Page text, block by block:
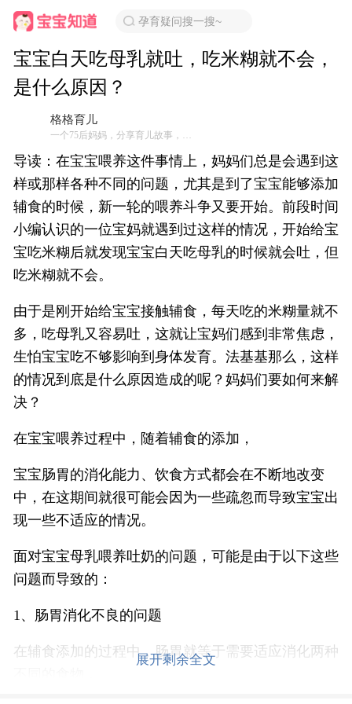
孕育疑问搜一搜~
宝宝白天吃母乳就吐，吃米糊就不会，
是什么原因？
格格育儿
一个75后妈妈，分享育儿故事，从本质上培养自立好孩子
导读：在宝宝喂养这件事情上，妈妈们总是会遇到这
样或那样各种不同的问题，尤其是到了宝宝能够添加
辅食的时候，新一轮的喂养斗争又要开始。前段时间
小编认识的一位宝妈就遇到过这样的情况，开始给宝
宝吃米糊后就发现宝宝白天吃母乳的时候就会吐，但
吃米糊就不会。
由于是刚开始给宝宝接触辅食，每天吃的米糊量就不
多，吃母乳又容易吐，这就让宝妈们感到非常焦虑，
生怕宝宝吃不够影响到身体发育。法基基那么，这样
的情况到底是什么原因造成的呢？妈妈们要如何来解
决？
在宝宝喂养过程中，随着辅食的添加，
宝宝肠胃的消化能力、饮食方式都会在不断地改变
中，在这期间就很可能会因为一些疏忽而导致宝宝出
现一些不适应的情况。
面对宝宝母乳喂养吐奶的问题，可能是由于以下这些
问题而导致的：
1、肠胃消化不良的问题
在辅食添加的过程中，肠胃就等于需要适应消化两种
展开剩余全文